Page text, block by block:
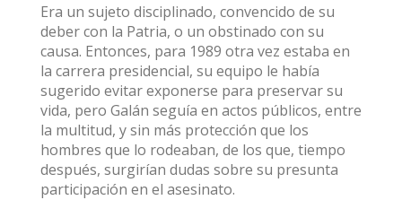
Era un sujeto disciplinado, convencido de su
deber con la Patria, o un obstinado con su
causa. Entonces, para 1989 otra vez estaba en
la carrera presidencial, su equipo le había
sugerido evitar exponerse para preservar su
vida, pero Galán seguía en actos públicos, entre
la multitud, y sin más protección que los
hombres que lo rodeaban, de los que, tiempo
después, surgirían dudas sobre su presunta
participación en el asesinato.